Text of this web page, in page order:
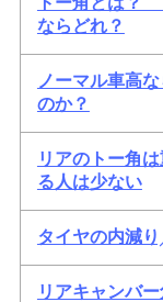
ならどれ？
ノーマル車高
のか？
リアのトー角
る人は少ない
タイヤの内減
リアキャンバ